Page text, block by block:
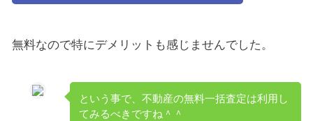
無料なので特にデメリットも感じませんでした。
という事で、不動産の無料一括査定は利用し
てみるべきですね＾＾